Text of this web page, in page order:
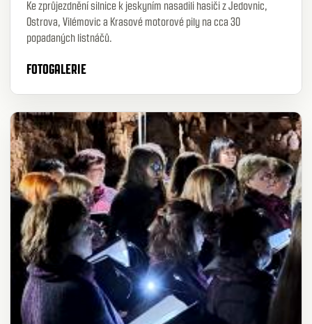
Ke zprůjezdnění silnice k jeskyním nasadili hasiči z Jedovnic,
Ostrova, Vilémovic a Krasové motorové pily na cca 30
popadaných listnáčů.
FOTOGALERIE